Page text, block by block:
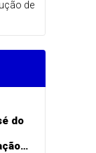
de
do